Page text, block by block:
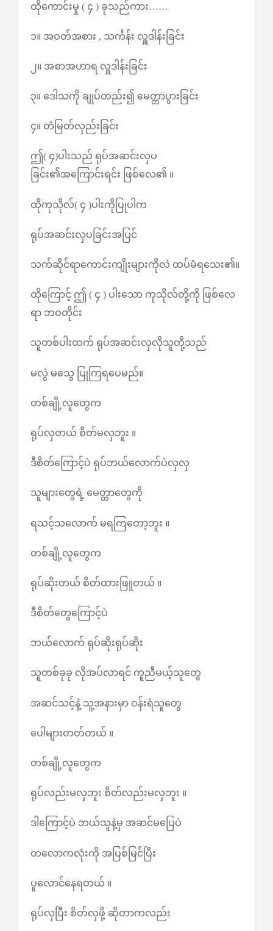
ထိုကောင်းမှု ( ၄ ) ခုသည်ကား……
၁။ အဝတ်အစား , သင်္ကန်း လှူဒါန်းခြင်း
၂။ အစာအဟာရ လှူဒါန်းခြင်း
၃။ ဒေါသကို ချုပ်တည်း၍ မေတ္တာပွားခြင်း
၄။ တံမြတ်လှည်းခြင်း
ဤ( ၄)ပါးသည် ရုပ်အဆင်းလှပ
ခြင်း၏အကြောင်းရင်း ဖြစ်လေ၏ ။
ထိုကုသိုလ်( ၄ )ပါးကိုပြုပါက
ရုပ်အဆင်းလှပခြင်းအပြင်
သက်ဆိုင်ရာကောင်းကျိုးများကိုလဲ ထပ်မံရသေး၏။
ထိုကြောင့် ဤ ( ၄ ) ပါးသော ကုသိုလ်တို့ကို ဖြစ်လေ
ရာ ဘဝတိုင်း
သူတစ်ပါးထက် ရုပ်အဆင်းလှလိုသူတို့သည်
မလွဲ မသွေ ပြုကြရပေမည်။
တစ်ချို့လူတွေက
ရုပ်လှတယ် စိတ်မလှဘူး ။
ဒီစိတ်ကြောင့်ပဲ ရုပ်ဘယ်လောက်ပဲလှလှ
သူများတွေရဲ့ မေတ္တာတွေကို
ရသင့်သလောက် မရကြတော့ဘူး ။
တစ်ချို့လူတွေက
ရုပ်ဆိုးတယ် စိတ်ထားဖြူတယ် ။
ဒီစိတ်တွေကြောင့်ပဲ
ဘယ်လောက် ရုပ်ဆိုးရုပ်ဆိုး
သူတစ်ခုခု လိုအပ်လာရင် ကူညီမယ့်သူတွေ
အဆင်သင့်နဲ့ သူ့အနားမှာ ဝန်းရံသူတွေ
ပေါများတတ်တယ် ။
တစ်ချို့လူတွေက
ရုပ်လည်းမလှဘူး စိတ်လည်းမလှဘူး ။
ဒါကြောင့်ပဲ ဘယ်သူနဲ့မှ အဆင်မပြေပဲ
တလောကလုံးကို အပြစ်မြင်ပြီး
ပူလောင်နေရတယ် ။
ရုပ်လှပြီး စိတ်လှဖို့ ဆိုတာကလည်း